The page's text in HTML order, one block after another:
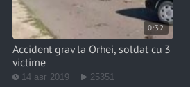
0:32
Accident grav la Orhei, soldat cu 3
victime
14 авг 2019 25351